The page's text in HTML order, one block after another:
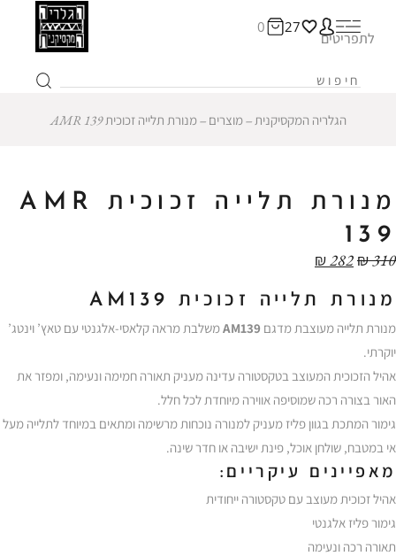
27
0
לתפריטים
הגלריה המקסיקנית ‒מוצרים ‒מנורת תלייה זכוכית AMR 139
מנורת תלייה זכוכית AMR
139
₪310
₪282
מנורת תלייה זכוכית AM139
מנורת תלייה מעוצבת מדגם AM139משלבת מראה קלאסי-אלגנטי עם טאץ’ וינטג’
יוקרתי.
אהיל הזכוכית המעוצב בטקסטורה עדינה מעניק תאורה חמימה ונעימה, ומפזר את
האור בצורה רכה שמוסיפה אווירה מיוחדת לכל חלל.
גימור המתכת בגוון פליז מעניק למנורה נוכחות מרשימה ומתאים במיוחד לתלייה מעל
אי במטבח, שולחן אוכל, פינת ישיבה או חדר שינה.
מאפיינים עיקריים:
אהיל זכוכית מעוצב עם טקסטורה ייחודית
גימור פליז אלגנטי
תאורה רכה ונעימה